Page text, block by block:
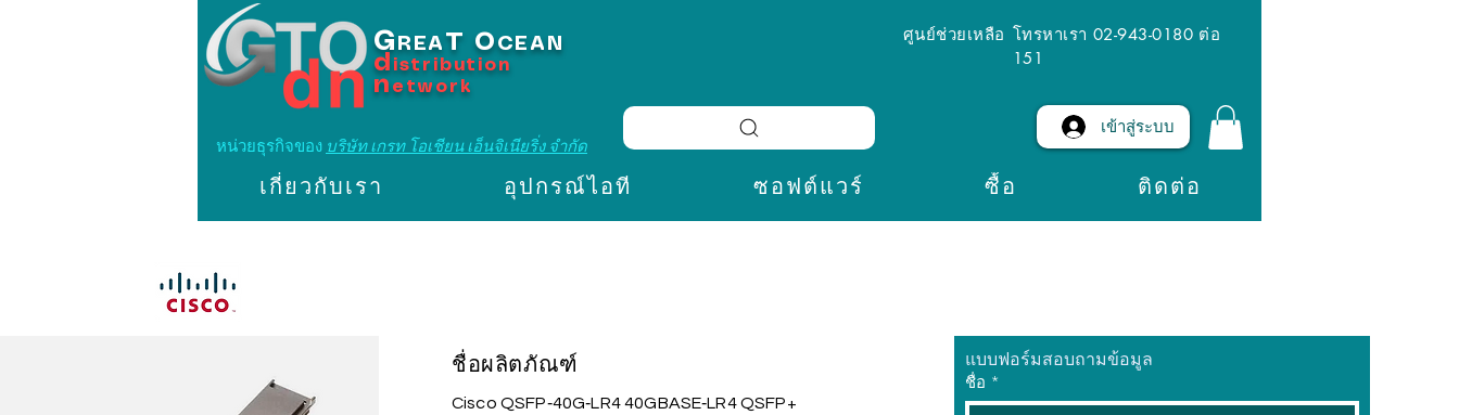
G REA T O CEAN
d istribution
n etwork
หน่วยธุรกิจของ บริษัท เกรท โอเชียน เอ็นจิเนียริ่ง จำกัด
ศูนย์ช่วยเหลือ โทรหาเรา 02-943-0180 ต่อ
151
เข้าสู่ระบบ
เกี่ยวกับเรา อุปกรณ์ไอที ซอฟต์แวร์ ซื้อ ติดต่อ
ชื่อผลิตภัณฑ์
Cisco QSFP‑40G‑LR4 40GBASE‑LR4 QSFP+
แบบฟอร์มสอบถามข้อมูล
ชื่อ *